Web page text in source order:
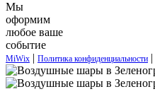
Мы
оформим
любое ваше
событие
MiWix | Политика конфиденциальности |